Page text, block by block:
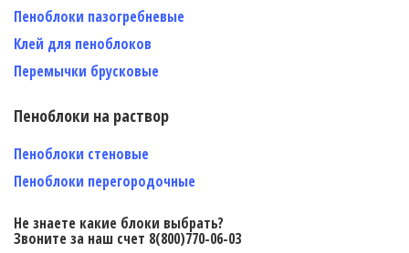
Пеноблоки пазогребневые
Клей для пеноблоков
Перемычки брусковые
Пеноблоки на раствор
Пеноблоки стеновые
Пеноблоки перегородочные
Не знаете какие блоки выбрать?
Звоните за наш счет 8(800)770-06-03